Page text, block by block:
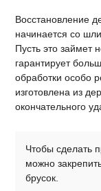
Восстановление
начинается со
Пусть это займет
гарантирует
обработки особо
изготовлена из
окончательного
Чтобы сделать
можно
брусок.